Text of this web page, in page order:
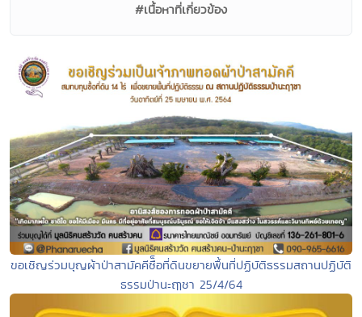
#เนื้อหาที่เกี่ยวข้อง
ขอเชิญร่วมบุญผ้าป่าสามัคคีซื็อที่ดินขยายพื้นที่ปฏิบัติธรรมสถานปฏิบัติ
ธรรมป่านะฤๅชา 25/4/64